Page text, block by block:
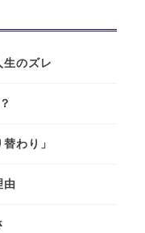
生のズレ
わり」
由